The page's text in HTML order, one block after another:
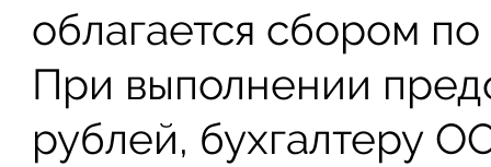
облагается сбором
При выполнении
рублей, бухгалтеру